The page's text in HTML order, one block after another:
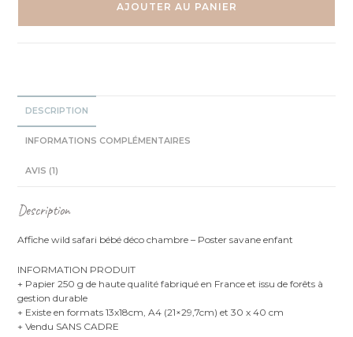
AJOUTER AU PANIER
DESCRIPTION
INFORMATIONS COMPLÉMENTAIRES
AVIS (1)
Description
Affiche wild safari bébé déco chambre – Poster savane enfant
INFORMATION PRODUIT
+ Papier 250 g de haute qualité fabriqué en France et issu de forêts à
gestion durable
+ Existe en formats 13x18cm, A4 (21×29,7cm) et 30 x 40 cm
+ Vendu SANS CADRE